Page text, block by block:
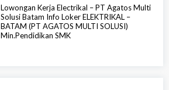
Lowongan Kerja Electrikal – PT Agatos Multi
Solusi Batam Info Loker ELEKTRIKAL –
BATAM (PT AGATOS MULTI SOLUSI)
Min.Pendidikan SMK